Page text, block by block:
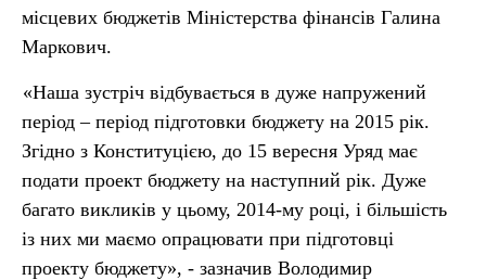
місцевих бюджетів Міністерства фінансів Галина
Маркович.
«Наша зустріч відбувається в дуже напружений
період – період підготовки бюджету на 2015 рік.
Згідно з Конституцією, до 15 вересня Уряд має
подати проект бюджету на наступний рік. Дуже
багато викликів у цьому, 2014-му році, і більшість
із них ми маємо опрацювати при підготовці
проекту бюджету», - зазначив Володимир